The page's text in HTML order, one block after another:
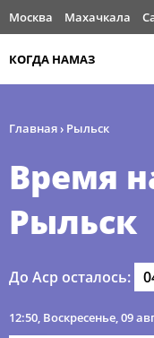
Москва Махачкала
КОГДА НАМАЗ
Главная› Рыльск
Время
Рыльск
До Аср осталось:
12:50, Воскресенье, 09